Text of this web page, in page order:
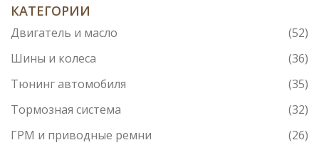
КАТЕГОРИИ
Двигатель и масло
(52)
Шины и колеса
(36)
Тюнинг автомобиля
(35)
Тормозная система
(32)
ГРМ и приводные ремни
(26)